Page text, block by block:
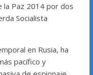
la Paz 2014 por dos
Socialista
en Rusia, ha
pacífico y